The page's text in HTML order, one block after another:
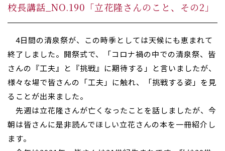
校長講話_NO.190「立花隆さんのこと、その2」
4日間の清泉祭が、この時季としては天候にも恵まれて
終了しました。開祭式で、「コロナ禍の中での清泉祭、皆
さんの『工夫』と『挑戦』に期待する」と言いましたが、
様々な場で皆さんの「工夫」に触れ、「挑戦する姿」を見
ることが出来ました。
先週は立花隆さんが亡くなったことを話しましたが、今
朝は皆さんに是非読んでほしい立花さんの本を一冊紹介し
ます。